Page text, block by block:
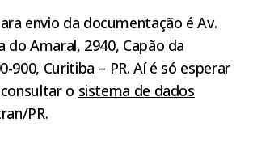
envio da documentação é Av.
do Amaral, 2940, Capão da
900, Curitiba – PR. Aí é só esperar
o sistema de dados
PR.